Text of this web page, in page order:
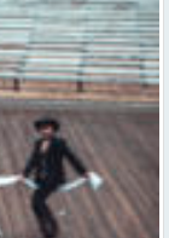
vasaras teātra